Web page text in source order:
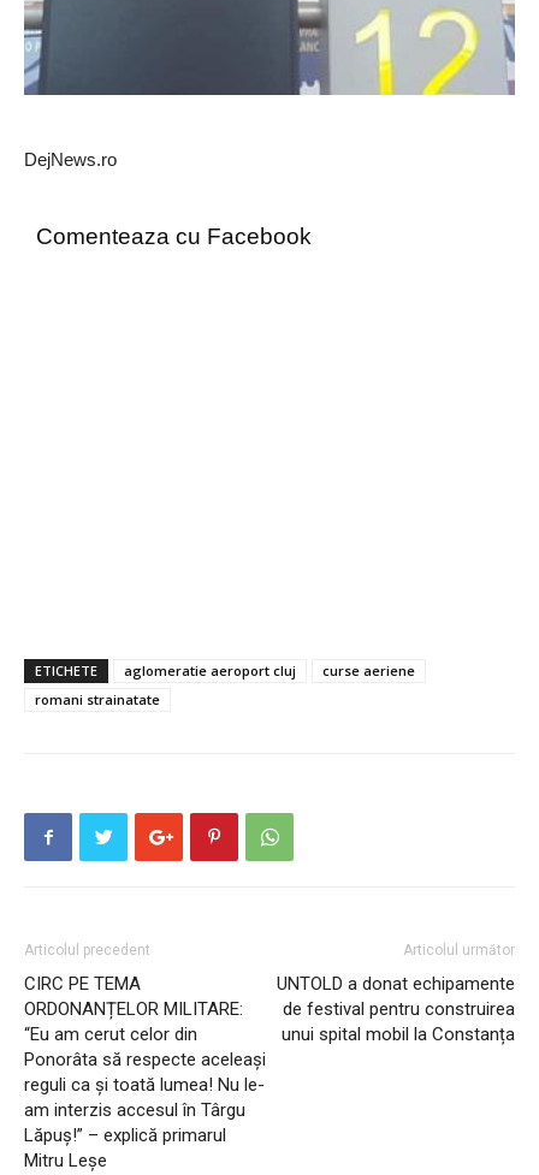
DejNews.ro
Comenteaza cu Facebook
ETICHETE aglomeratie aeroport cluj
curse aeriene
romani strainatate
Articolul precedent
CIRC PE TEMA
ORDONANȚELOR MILITARE:
“Eu am cerut celor din
Ponorâta să respecte aceleași
reguli ca și toată lumea! Nu le-
am interzis accesul în Târgu
Lăpuș!” – explică primarul
Mitru Leșe
Articolul următor
UNTOLD a donat echipamente
de festival pentru construirea
unui spital mobil la Constanța